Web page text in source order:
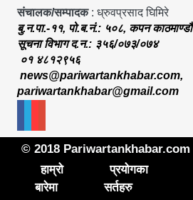
संचालक/सम्पादक: ध्रुवप्रसाद घिमिरे
बु.न.पा.-११, पो.ब.नं.: ५०८, कपन काठमाण्डौ
सूचना विभाग द.न.: ३५६/०७३/०७४
०१ ४८१२९५६
news@pariwartankhabar.com,
pariwartankhabar@gmail.com
© 2018 Pariwartankhabar.com
हाम्रो
बारेमा
प्रयोगका
सर्तहरु